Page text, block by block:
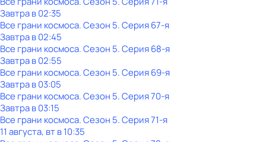
Завтра в 02:35
Все грани космоса. Сезон 5. Серия 67-я
Завтра в 02:45
Все грани космоса. Сезон 5. Серия 68-я
Завтра в 02:55
Все грани космоса. Сезон 5. Серия 69-я
Завтра в 03:05
Все грани космоса. Сезон 5. Серия 70-я
Завтра в 03:15
Все грани космоса. Сезон 5. Серия 71-я
11 августа, вт в 10:35